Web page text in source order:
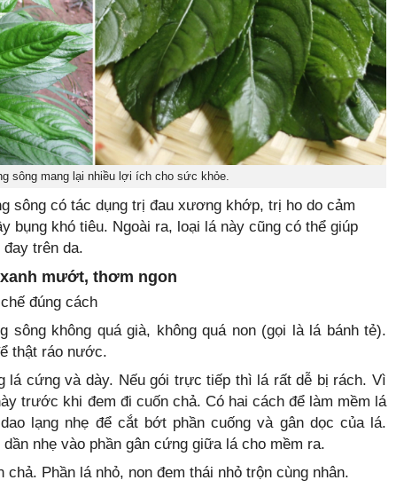
sông mang lại nhiều lợi ích cho sức khỏe.
sông có tác dụng trị đau xương khớp, trị ho do cảm
bụng khó tiêu. Ngoài ra, loại lá này cũng có thể giúp
trên da.
mướt, thơm ngon
đúng cách
sông không quá già, không quá non (gọi là lá bánh tẻ).
thật ráo nước.
lá cứng và dày. Nếu gói trực tiếp thì lá rất dễ bị rách. Vì
trước khi đem đi cuốn chả. Có hai cách để làm mềm lá
lạng nhẹ để cắt bớt phần cuống và gân dọc của lá.
nhẹ vào phần gân cứng giữa lá cho mềm ra.
Phần lá nhỏ, non đem thái nhỏ trộn cùng nhân.